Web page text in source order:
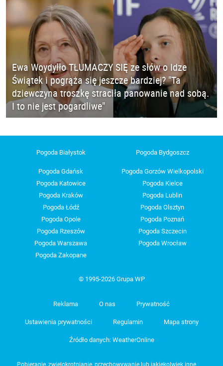
Ewa Woydyłło TŁUMACZY SIĘ ze słów o Idze
Świątek i pogrąża się jeszcze bardziej? "Ta
dziewczyna troszkę straciła panowanie nad sobą.
I to nie jest pogardliwe"
Pogoda Białystok Pogoda Bydgoszcz
Pogoda Gdańsk
Pogoda Gorzów Wielkopolski
Pogoda Katowice
Pogoda Kielce
Pogoda Kraków
Pogoda Lublin
Pogoda Łódź
Pogoda Olsztyn
Pogoda Opole
Pogoda Poznań
Pogoda Rzeszów
Pogoda Szczecin
Pogoda Warszawa
Pogoda Wrocław
Pogoda Zakopane
© 1995-2026 Grupa WP
Reklama O nas Prywatność
Ustawienia prywatności Regulamin Mapa strony
Źródło danych: WeatherOnline
Pobieranie, zwielokrotnianie, przechowywanie lub jakiekolwiek inne